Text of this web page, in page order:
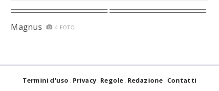
Magnus 4 FOTO
Termini d'uso Privacy Regole Redazione Contatti